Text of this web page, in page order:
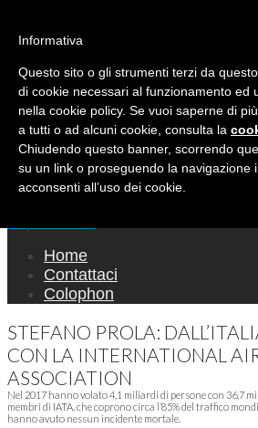
Mondo Italiano nel
LE INTERVISTE SONO AGLI
RICOPRONO RUOLI
QUELLI CHE
A CHI È UN "COMUNE
PER TUTTO QUESTO SIAMO
DI ESSERE ITALIANI"
Home
Contattaci
Colophon
STEFANO PROLA:
CON LA INTERNATIONAL
ASSOCIATION
Nel 2017 hanno volato 4,1 miliardi di persone con 36,7
membri di IATA, che coprono circa l’85% del traffico
hanno avuto nessun incidente mortale.
Informativa
Questo sito o gli strumenti terzi da
di cookie necessari al funzionamento ed
nella cookie policy. Se vuoi saperne di
a tutti o ad alcuni cookie, consulta la
Chiudendo questo banner, scorrendo
su un link o proseguendo la navigazione
acconsenti all’uso dei cookie.